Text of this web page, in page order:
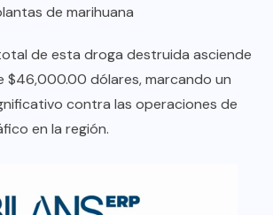
de marihuana
de esta droga destruida asciende
$46,000.00 dólares, marcando un
contra las operaciones de
en la región.